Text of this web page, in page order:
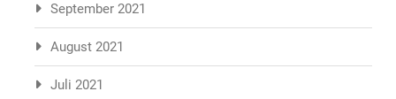
September 2021
August 2021
Juli 2021